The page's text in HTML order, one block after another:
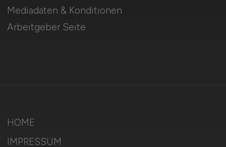
Mediadaten & Konditionen
Arbeitgeber Seite
HOME
IMPRESSUM